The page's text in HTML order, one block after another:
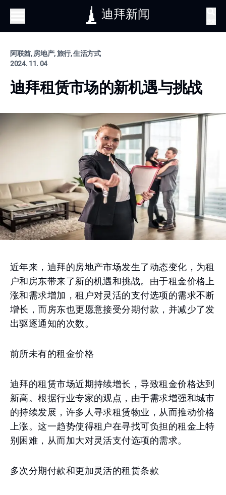
迪拜新闻
阿联酋, 房地产, 旅行, 生活方式
2024. 11. 04
迪拜租赁市场的新机遇与挑战
近年来，迪拜的房地产市场发生了动态变化，为租
户和房东带来了新的机遇和挑战。由于租金价格上
涨和需求增加，租户对灵活的支付选项的需求不断
增长，而房东也更愿意接受分期付款，并减少了发
出驱逐通知的次数。
前所未有的租金价格
迪拜的租赁市场近期持续增长，导致租金价格达到
新高。根据行业专家的观点，由于需求增强和城市
的持续发展，许多人寻求租赁物业，从而推动价格
上涨。这一趋势使得租户在寻找可负担的租金上特
别困难，从而加大对灵活支付选项的需求。
多次分期付款和更加灵活的租赁条款